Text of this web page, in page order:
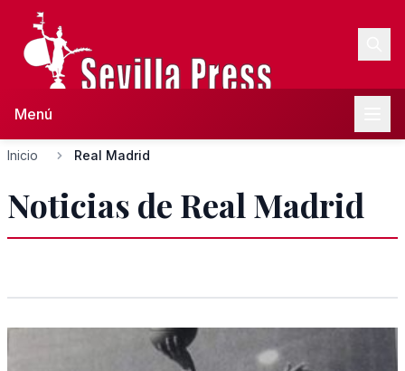
Menú
Inicio Real Madrid
Noticias de Real Madrid